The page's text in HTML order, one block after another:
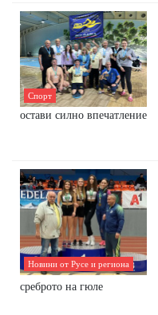
Спорт
остави силно впечатление
Новини от Русе и региона
среброто на гюле